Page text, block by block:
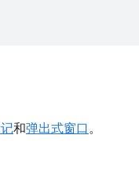
和弹出式窗口。